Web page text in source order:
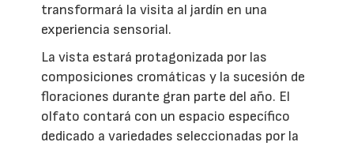
transformará la visita al jardín en una
experiencia sensorial.
La vista estará protagonizada por las
composiciones cromáticas y la sucesión de
floraciones durante gran parte del año. El
olfato contará con un espacio específico
dedicado a variedades seleccionadas por la